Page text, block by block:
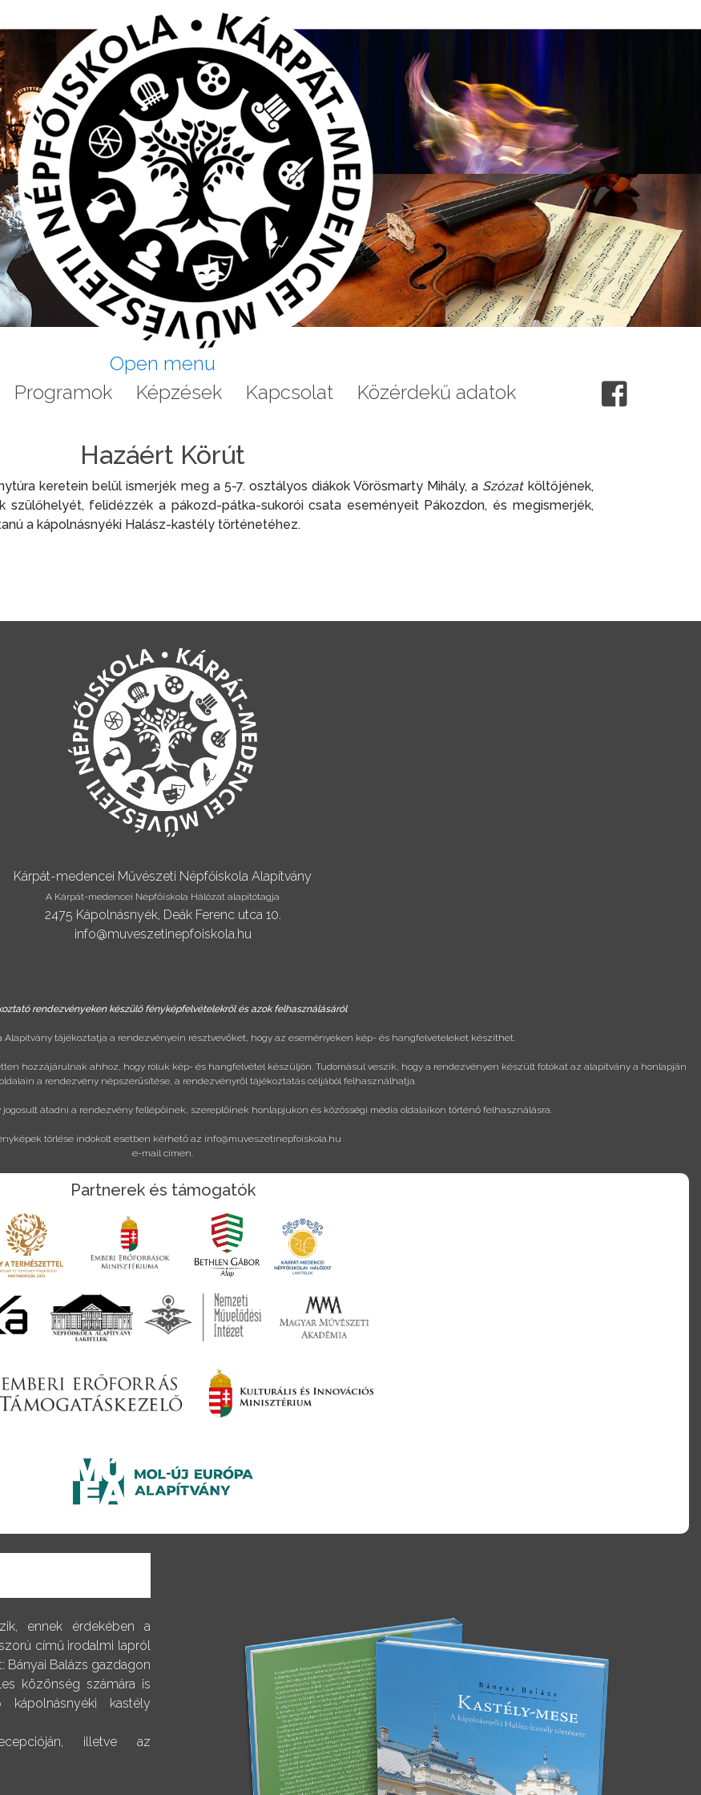
Open menu
Programok Képzések Kapcsolat Közérdekű adatok
Hazáért Körút
keretein belül ismerjék meg a 5-7. osztályos diákok Vörösmarty Mihály, a Szózatköltőjének,
szülőhelyét, felidézzék a pákozd-pátka-sukorói csata eseményeit Pákozdon, és megismerjék,
a kápolnásnyéki Halász-kastély történetéhez.
Kárpát-medencei Művészeti Népfőiskola Alapítvány
A Kárpát-medencei Népfőiskola Hálózat alapítótagja
2475 Kápolnásnyék, Deák Ferenc utca 10.
info@muveszetinepfoiskola.hu
rendezvényeken készülő fényképfelvételekről és azok felhasználásáról
Alapítvány tájékoztatja a rendezvényein résztvevőket, hogy az eseményeken kép- és hangfelvételeket készíthet.
hozzájárulnak ahhoz, hogy róluk kép- és hangfelvétel készüljön. Tudomásul veszik, hogy a rendezvényen készült fotókat az alapítvány a honlapján
a rendezvény népszerűsítése, a rendezvényről tájékoztatás céljából felhasználhatja.
átadni a rendezvény fellépőinek, szereplőinek honlapjukon és közösségi média oldalaikon történő felhasználásra.
törlése indokolt esetben kérhető az info@muveszetinepfoiskola.hu
e-mail címen.
Partnerek és támogatók
ennek érdekében a
című irodalmi lapról
Bányai Balázs gazdagon
közönség számára is
kastély
illetve az